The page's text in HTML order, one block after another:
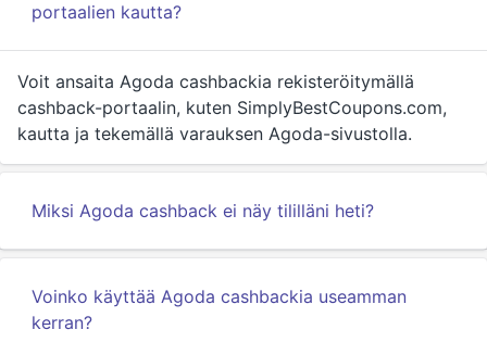
portaalien kautta?
Voit ansaita Agoda cashbackia rekisteröitymällä
cashback-portaalin, kuten SimplyBestCoupons.com,
kautta ja tekemällä varauksen Agoda-sivustolla.
Miksi Agoda cashback ei näy tililläni heti?
Voinko käyttää Agoda cashbackia useamman
kerran?